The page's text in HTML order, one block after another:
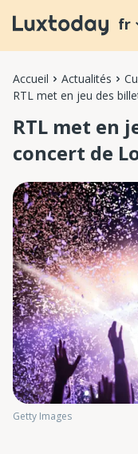
fr
Accueil Actualités
RTL met en jeu des
RTL met en
concert de
Getty Images